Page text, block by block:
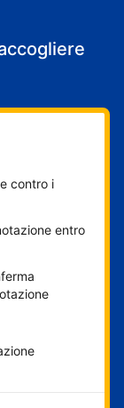
contro i
entro